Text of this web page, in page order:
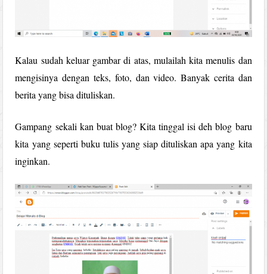
Kalau sudah keluar gambar di atas, mulailah kita menulis dan
mengisinya dengan teks, foto, dan video. Banyak cerita dan
berita yang bisa dituliskan.
Gampang sekali kan buat blog? Kita tinggal isi deh blog baru
kita yang seperti buku tulis yang siap dituliskan apa yang kita
inginkan.